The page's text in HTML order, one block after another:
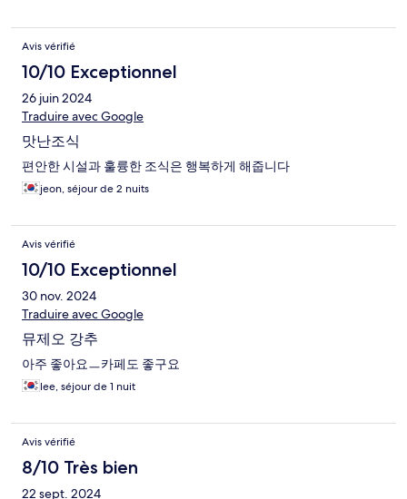
Avis vérifié
10/10 Exceptionnel
26 juin 2024
Traduire avec Google
맛난조식
편안한 시설과 훌륭한 조식은 행복하게 해줍니다
jeon, séjour de 2 nuits
Avis vérifié
10/10 Exceptionnel
30 nov. 2024
Traduire avec Google
뮤제오 강추
아주 좋아요ㅡ카페도 좋구요
lee, séjour de 1 nuit
Avis vérifié
8/10 Très bien
22 sept. 2024